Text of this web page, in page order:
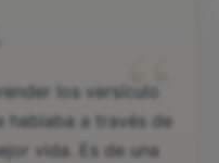
“
los versículo
hablaba a través de
vida. Es de una